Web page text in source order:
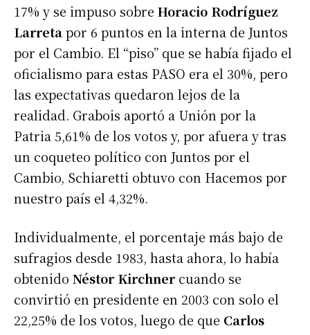
17% y se impuso sobre Horacio Rodríguez
Larretapor 6 puntos en la interna de Juntos
por el Cambio. El “piso” que se había fijado el
oficialismo para estas PASO era el 30%, pero
las expectativas quedaron lejos de la
realidad. Grabois aportó a Unión por la
Patria 5,61% de los votos y, por afuera y tras
un coqueteo político con Juntos por el
Cambio, Schiaretti obtuvo con Hacemos por
nuestro país el 4,32%.
Individualmente, el porcentaje más bajo de
sufragios desde 1983, hasta ahora, lo había
obtenido Néstor Kirchner cuando se
convirtió en presidente en 2003 con solo el
22,25% de los votos, luego de que Carlos